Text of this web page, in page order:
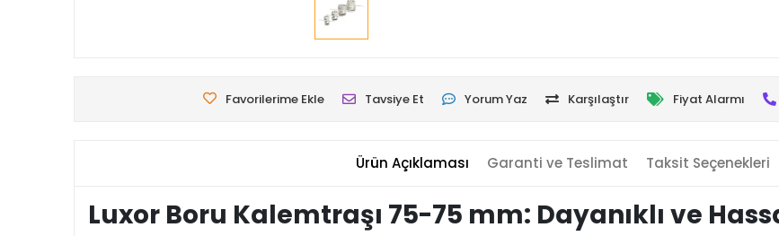
Favorilerime Ekle Tavsiye Et Yorum Yaz Karşılaştır Fiyat Alarmı
Ürün Açıklaması Garanti ve Teslimat Taksit Seçenekleri
Luxor Boru Kalemtraşı 75-75 mm: Dayanıklı ve